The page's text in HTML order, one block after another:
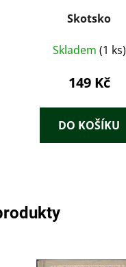
Skotsko
Skladem (1 ks)
149 Kč
DO KOŠÍKU